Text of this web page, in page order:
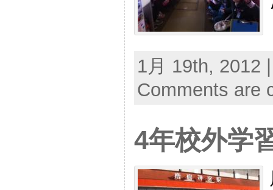
1月 19th, 2012
Comments are
4年校外学